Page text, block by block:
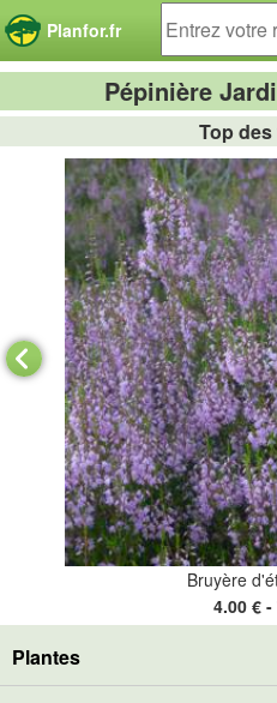
Planfor.fr
Pépinière
Top
Bruyère
4.00 € -
Plantes
Panneau de gestion des cookies